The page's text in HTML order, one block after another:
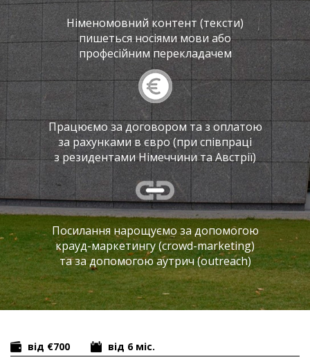
Німеномовний контент (тексти)
пишеться носіями мови або
професійним перекладачем
Працюємо за договором та з оплатою
за рахунками в євро (при співпраці
з резидентами Німеччини та Австрії)
Посилання нарощуємо за допомогою
крауд-маркетингу (crowd-marketing)
та за допомогою аутрич (outreach)
від €700 від 6 міс.